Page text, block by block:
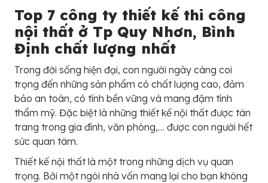
Top 7 công ty thiết kế thi công
nội thất ở Tp Quy Nhơn, Bình
Định chất lượng nhất
Trong đời sống hiện đại, con người ngày càng coi
trọng đến những sản phẩm có chất lượng cao, đảm
bảo an toàn, có tính bền vững và mang đậm tính
thẩm mỹ. Đặc biệt là những thiết kế nội thất được tân
trang trong gia đình, văn phòng,… được con người hết
sức quan tâm.
Thiết kế nội thất là một trong những dịch vụ quan
trọng. Bởi một ngôi nhà vốn mang lại cho bạn không